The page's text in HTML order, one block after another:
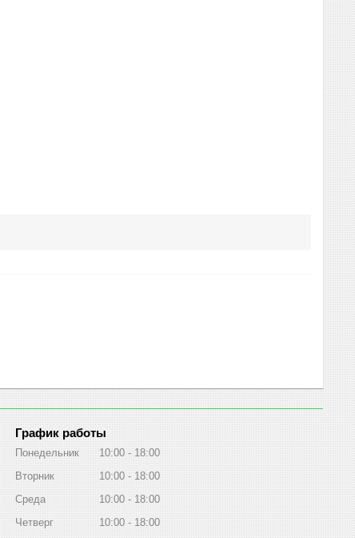
График работы
Понедельник 10:00
18:00
Вторник
10:00
18:00
Среда
10:00
18:00
Четверг
10:00
18:00